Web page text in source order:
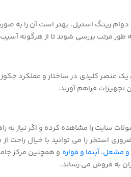
رینگ استیل، بهتر است آن را به
طور مرتب بررسی شوند تا از هرگونه
عنصر کلیدی در ساختار و عملکرد
تجهیزات فراهم آورند.
سایت را مشاهده کرده و اگر نیاز به
استخر را می توانید با خیال راحت
مشعل،آبنما و فواره و همچنین مرکز
به فروش می رساند.